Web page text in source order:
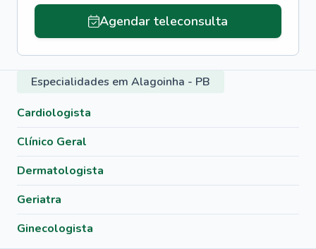
Agendar teleconsulta
Especialidades em Alagoinha - PB
Cardiologista
Clínico Geral
Dermatologista
Geriatra
Ginecologista